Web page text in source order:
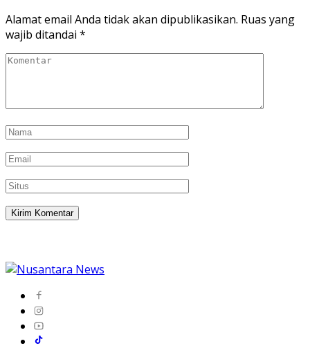
Alamat email Anda tidak akan dipublikasikan. Ruas yang
wajib ditandai *